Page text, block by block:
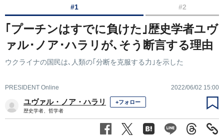
#1 #2
｢プーチンはすでに負けた｣歴史学者ユヴ
ァル･ノア･ハラリが､そう断言する理由
ウクライナの国民は､人類の｢分断を克服する力｣を示した
PRESIDENT Online 2022/06/02 15:00
ユヴァル・ノア・ハラリ +フォロー
歴史学者、哲学者